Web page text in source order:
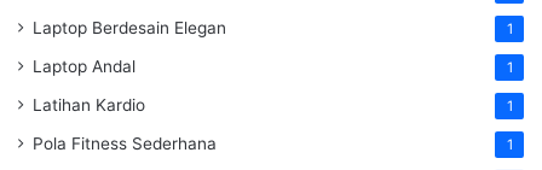
Laptop Berdesain Elegan 1
Laptop Andal 1
Latihan Kardio 1
Pola Fitness Sederhana 1